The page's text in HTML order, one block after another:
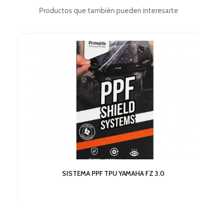
Productos que también pueden interesarte
SISTEMA PPF TPU YAMAHA FZ 3.0